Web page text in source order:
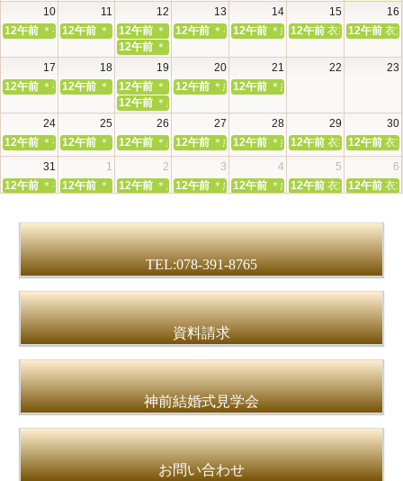
10
11 12 13 14 15
16
12午前 ＊初めてでも安心＊本殿・館内見学＆和婚相談会
12午前 ＊初めてでも安心＊本殿・館内見学＆和婚相談会
12午前 ＊初めてでも安心＊本殿・館内見学＆和婚相談会
12午前 ＊初めてでも安心＊本殿・館内見学＆
12午前 ＊組数限定＊和装花嫁体
12午前 衣裳無料試着
12午前 衣
12午前 ＊初めてでも安心＊本殿・館内見学＆和婚相談会
17
18 19 20 21 22
23
12午前 ＊初めてでも安心＊本殿・館内見学＆和婚相談会
12午前 ＊初めてでも安心＊本殿・館内見学＆和婚相談会
12午前 ＊初めてでも安心＊本殿・館内見学＆和婚相談会
12午前 ＊組数限定＊和装花嫁体験＆神前挙式
12午前 ＊組数限定＊和装花嫁体
12午前 ＊組数限定＊和装花嫁体験＆神前挙式相談会
24
25 26 27 28 29
30
12午前 ＊初めてでも安心＊本殿・館内見学＆和婚相談会
12午前 ＊初めてでも安心＊本殿・館内見学＆和婚相談会
12午前 ＊組数限定＊和装花嫁体験＆神前挙式相談会
12午前 ＊組数限定＊和装花嫁体験＆神前挙式
12午前 ＊組数限定＊和装花嫁体
12午前 衣裳無料試着
12午前 衣
31
1 2 3 4 5
6
12午前 ＊初めてでも安心＊本殿・館内見学＆和婚相談会
12午前 ＊初めてでも安心＊本殿・館内見学＆和婚相談会
12午前 ＊組数限定＊和装花嫁体験＆神前挙式相談会
12午前 ＊組数限定＊和装花嫁体験＆神前挙式
12午前 ＊組数限定＊和装花嫁体
12午前 衣裳無料試着
12午前 衣
TEL:078-391-8765
資料請求
神前結婚式見学会
お問い合わせ